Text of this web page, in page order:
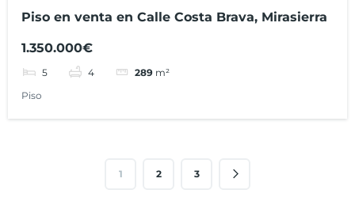
Piso en venta en Calle Costa Brava, Mirasierra
1.350.000€
5 4 289 m²
Piso
1 2 3